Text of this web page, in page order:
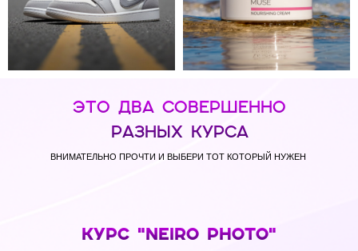
КУРС "NEIRO PHOTO"
ЭТО ДВА СОВЕРШЕННО
РАЗНЫХ КУРСА
ВНИМАТЕЛЬНО ПРОЧТИ И ВЫБЕРИ ТОТ КОТОРЫЙ НУЖЕН